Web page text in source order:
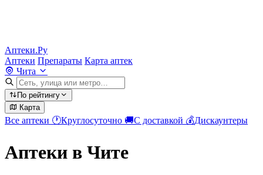
Аптеки.Ру
Аптеки Препараты Карта аптек
Чита
По рейтингу
Карта
Все аптеки 🕐Круглосуточно 🚚С доставкой 💰Дискаунтеры
Аптеки в Чите